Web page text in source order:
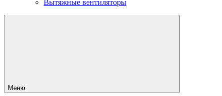
Вытяжные вентиляторы
Меню